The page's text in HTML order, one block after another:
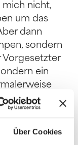
Über Cookies
mich nicht,
um das
dann
sondern
Vorgesetzter
ein
Doch
Nerd in
auf seiner